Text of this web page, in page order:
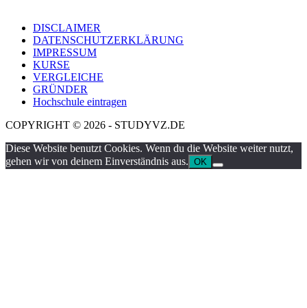
DISCLAIMER
DATENSCHUTZERKLÄRUNG
IMPRESSUM
KURSE
VERGLEICHE
GRÜNDER
Hochschule eintragen
COPYRIGHT © 2026 - STUDYVZ.DE
Diese Website benutzt Cookies. Wenn du die Website weiter nutzt,
gehen wir von deinem Einverständnis aus. OK